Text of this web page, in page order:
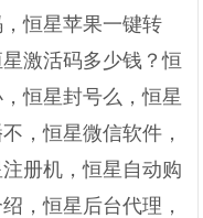
恒星苹果一键转
激活码多少钱？恒
恒星封号么，恒星
，恒星微信软件，
册机，恒星自动购
，恒星后台代理，